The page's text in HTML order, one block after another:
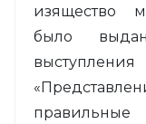
изящество
было